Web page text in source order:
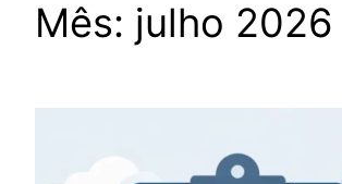
Mês: julho 2026